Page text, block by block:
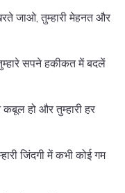
जाओ, तुम्हारी मेहनत और
सपने हकीकत में बदलें
कबूल हो और तुम्हारी हर
जिंदगी में कभी कोई गम